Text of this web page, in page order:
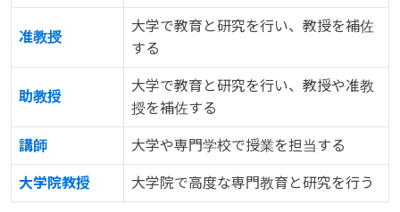
准教授
大学で教育と研究を行い、教授を補佐
する
助教授
大学で教育と研究を行い、教授や准教
授を補佐する
講師 大学や専門学校で授業を担当する
大学院教授 大学院で高度な専門教育と研究を行う